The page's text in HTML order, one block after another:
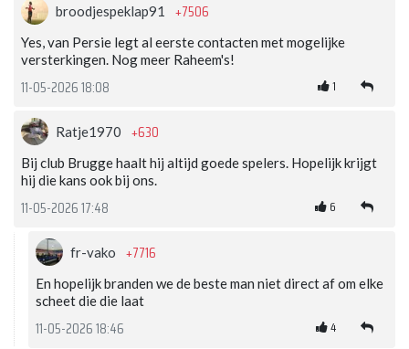
broodjespeklap91 +7506
Yes, van Persie legt al eerste contacten met mogelijke
versterkingen. Nog meer Raheem's!
11-05-2026 18:08 1
Ratje1970 +630
Bij club Brugge haalt hij altijd goede spelers. Hopelijk krijgt
hij die kans ook bij ons.
11-05-2026 17:48 6
fr-vako +7716
En hopelijk branden we de beste man niet direct af om elke
scheet die die laat
11-05-2026 18:46 4